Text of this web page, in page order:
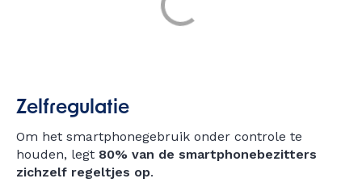
Zelfregulatie
Om het smartphonegebruik onder controle te
houden, legt 80% van de smartphonebezitters
zichzelf regeltjes op.